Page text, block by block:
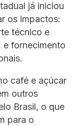
já iniciou
os impactos:
técnico e
e fornecimento
café e açúcar
outros
Brasil, o que
para o